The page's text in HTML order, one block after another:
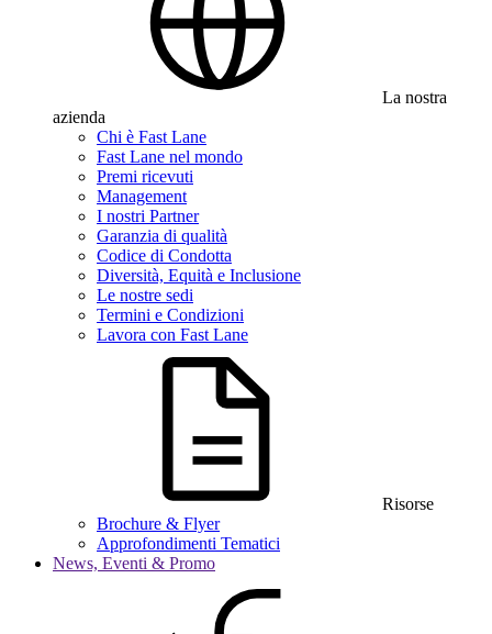
La nostra
azienda
Chi è Fast Lane
Fast Lane nel mondo
Premi ricevuti
Management
I nostri Partner
Garanzia di qualità
Codice di Condotta
Diversità, Equità e Inclusione
Le nostre sedi
Termini e Condizioni
Lavora con Fast Lane
Risorse
Brochure & Flyer
Approfondimenti Tematici
News, Eventi & Promo